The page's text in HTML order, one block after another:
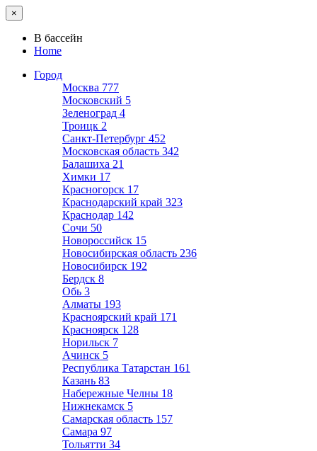
×
В бассейн
Home
Город
Москва 777
Московский 5
Зеленоград 4
Троицк 2
Санкт-Петербург 452
Московская область 342
Балашиха 21
Химки 17
Красногорск 17
Краснодарский край 323
Краснодар 142
Сочи 50
Новороссийск 15
Новосибирская область 236
Новосибирск 192
Бердск 8
Обь 3
Алматы 193
Красноярский край 171
Красноярск 128
Норильск 7
Ачинск 5
Республика Татарстан 161
Казань 83
Набережные Челны 18
Нижнекамск 5
Самарская область 157
Самара 97
Тольятти 34